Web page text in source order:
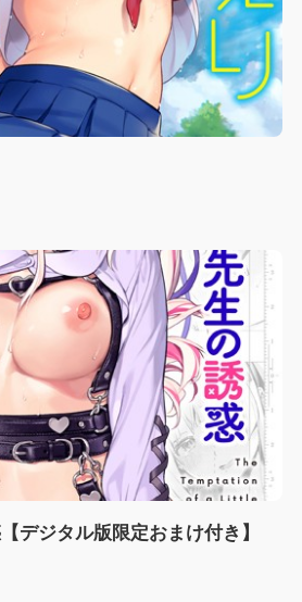
デジタル版限定おまけ付き】